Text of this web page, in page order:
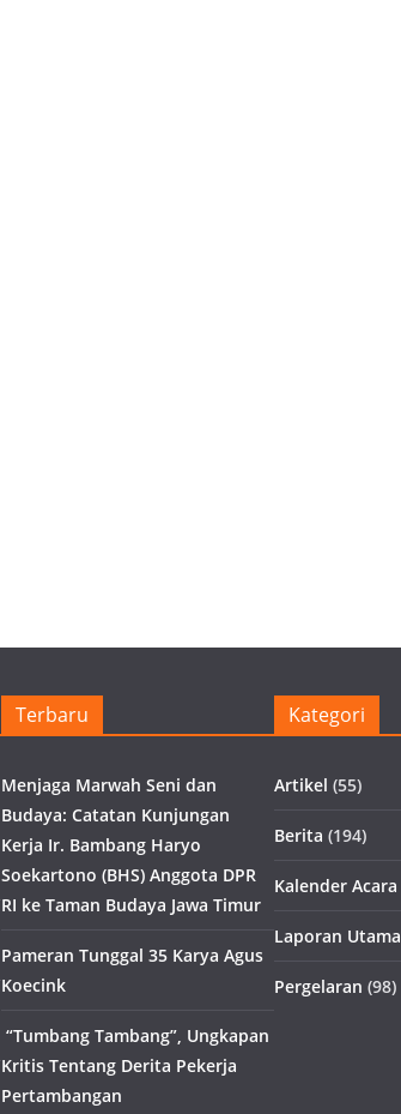
Terbaru
Menjaga Marwah Seni dan
Budaya: Catatan Kunjungan
Kerja Ir. Bambang Haryo
Soekartono (BHS) Anggota DPR
RI ke Taman Budaya Jawa Timur
Pameran Tunggal 35 Karya Agus
Koecink
“Tumbang Tambang”, Ungkapan
Kritis Tentang Derita Pekerja
Pertambangan
Kategori
Artikel (55)
Berita (194)
Kalender Acara
Laporan Utama
Pergelaran (98)